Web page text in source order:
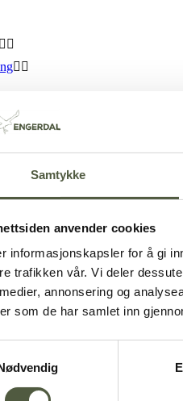
Samtykke
anvender cookies
informasjonskapsler for å gi
trafikken vår. Vi deler
annonsering og
som de har samlet inn
alpinsenter
Femundsmarka og Gutulia